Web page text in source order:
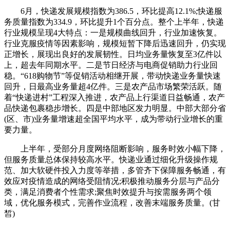
6月，快递发展规模指数为386.5，环比提高12.1%;快递服
务质量指数为334.9，环比提升1个百分点。整个上半年，快递
行业规模呈现4大特点：一是规模曲线回升，行业加速恢复。
行业克服疫情等因素影响，规模短暂下降后迅速回升，仍实现
正增长，展现出良好的发展韧性。日均业务量恢复至3亿件以
上，超去年同期水平。二是节日经济与电商促销助力行业回
稳。“618购物节”等促销活动相继开展，带动快递业务量快速
回升，日最高业务量超4亿件。三是农产品市场繁荣活跃。随
着“快递进村”工程深入推进，农产品上行渠道日益畅通，农产
品快递包裹稳步增长。四是中部地区发力明显。中部大部分省
(区、市)业务量增速超全国平均水平，成为带动行业增长的重
要力量。
上半年，受部分月度网络阻断影响，服务时效小幅下降，
但服务质量总体保持较高水平。快递业通过细化升级操作规
范、加大软硬件投入力度等举措，多管齐下保障服务畅通，有
效应对疫情造成的网络受阻情况;积极推动服务分层与产品分
类，满足消费者个性需求;聚焦时效提升与按需服务两个领
域，优化服务模式，完善作业流程，改善末端服务质量。(甘
皙)